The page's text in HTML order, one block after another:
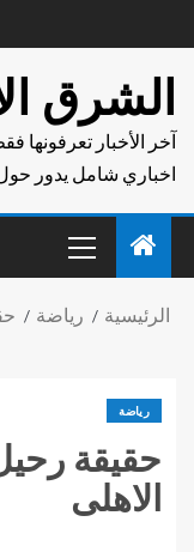
الشرق
آخر الأخبار
اخباري شامل يدور حول
الرئيسية رياضة
رياضة
حقيقة
الاهلى